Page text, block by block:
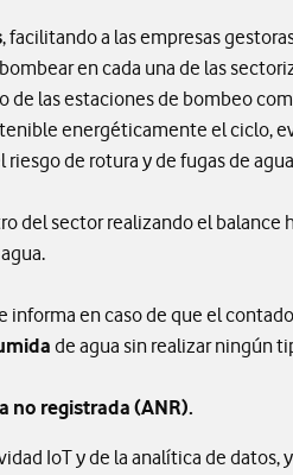
, facilitando a las empresas
en cada una de las
las estaciones de bombeo
energéticamente el ciclo,
de rotura y de fugas de
del sector realizando el balance
informa en caso de que el
de agua sin realizar ningún
no registrada (ANR).
IoT y de la analítica de datos,